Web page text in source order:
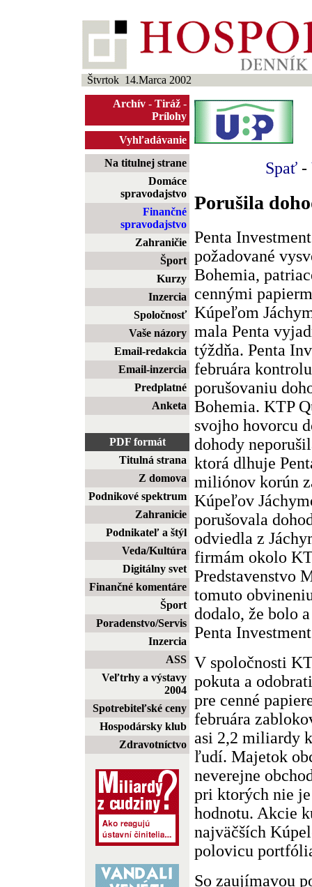
Štvrtok 14.Marca 2002
Archív - Tiráž -
Prílohy
Vyhľadávanie
Na titulnej strane
Domáce
spravodajstvo
Finančné
spravodajstvo
Zahraničie
Šport
Kurzy
Inzercia
Spoločnosť
Vaše názory
Email-redakcia
Email-inzercia
Predplatné
Anketa
PDF formát
Titulná strana
Z domova
Podnikové spektrum
Zahranicie
Podnikateľ a štýl
Veda/Kultúra
Digitálny svet
Finančné komentáre
Šport
Poradenstvo/Servis
Inzercia
ASS
Veľtrhy a výstavy
2004
Spotrebiteľské ceny
Hospodársky klub
Zdravotníctvo
Spať -
Porušila
Penta
požadované
Bohemia,
cennými
Kúpeľom
mala Penta
týždňa. Penta
februára
porušovaniu
Bohemia. KTP
svojho hovorcu
dohody
ktorá dlhuje
miliónov korún
Kúpeľov
porušovala
odviedla z
firmám okolo
Predstavenstvo
tomuto
dodalo, že bolo
Penta
V spoločnosti
pokuta a
pre cenné
februára
asi 2,2 miliardy
ľudí. Majetok
neverejne
pri ktorých nie
hodnotu. Akcie
najväčších
polovicu
So zaujímavou